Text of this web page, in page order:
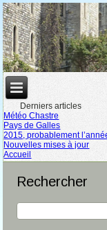
Derniers articles
Météo Chastre
Pays de Galles
2015, probablement
Nouvelles mises à jour
Accueil
Rechercher